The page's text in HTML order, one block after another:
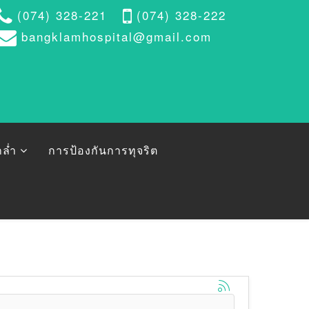
(074) 328-221
(074) 328-222
bangklamhospital@gmail.com
ำ การป้องกันการทุจริต